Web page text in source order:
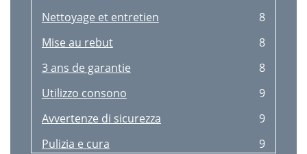
Nettoyage et entretien
8
Mise au rebut
8
3 ans de garantie
8
Utilizzo consono
9
Avvertenze di sicurezza
9
Pulizia e cura
9